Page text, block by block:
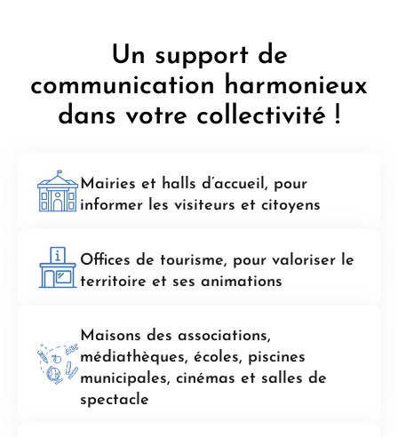
Un support de
communication harmonieux
dans votre collectivité !
Mairies et halls d’accueil, pour
informer les visiteurs et citoyens
Offices de tourisme, pour valoriser le
territoire et ses animations
Maisons des associations,
médiathèques, écoles, piscines
municipales, cinémas et salles de
spectacle